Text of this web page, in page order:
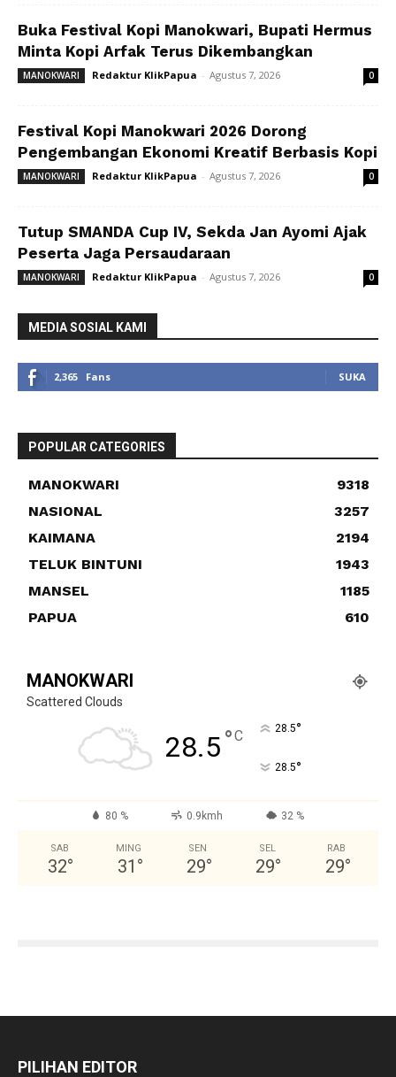
Buka Festival Kopi Manokwari, Bupati Hermus
Minta Kopi Arfak Terus Dikembangkan
MANOKWARI Redaktur KlikPapua - Agustus 7, 2026 0
Festival Kopi Manokwari 2026 Dorong
Pengembangan Ekonomi Kreatif Berbasis Kopi
MANOKWARI Redaktur KlikPapua - Agustus 7, 2026 0
Tutup SMANDA Cup IV, Sekda Jan Ayomi Ajak
Peserta Jaga Persaudaraan
MANOKWARI Redaktur KlikPapua - Agustus 7, 2026 0
MEDIA SOSIAL KAMI
2,365 Fans SUKA
POPULAR CATEGORIES
MANOKWARI
9318
NASIONAL
3257
KAIMANA
2194
TELUK BINTUNI
1943
MANSEL
1185
PAPUA
610
MANOKWARI
Scattered Clouds
28.5°C 28.5°
28.5°
80 % 0.9kmh 32 %
SAB
32°
MING
31 °
SEN
29°
SEL
29°
RAB
29°
PILIHAN EDITOR